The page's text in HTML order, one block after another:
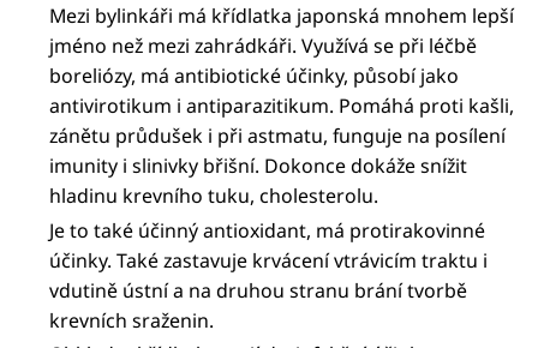
Mezi bylinkáři má křídlatka japonská mnohem lepší
jméno než mezi zahrádkáři. Využívá se při léčbě
boreliózy, má antibiotické účinky, působí jako
antivirotikum i antiparazitikum. Pomáhá proti kašli,
zánětu průdušek i při astmatu, funguje na posílení
imunity i slinivky břišní. Dokonce dokáže snížit
hladinu krevního tuku, cholesterolu.
Je to také účinný antioxidant, má protirakovinné
účinky. Také zastavuje krvácení vtrávicím traktu i
vdutině ústní a na druhou stranu brání tvorbě
krevních sraženin.